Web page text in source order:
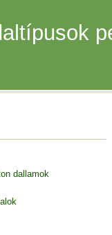
dallamok